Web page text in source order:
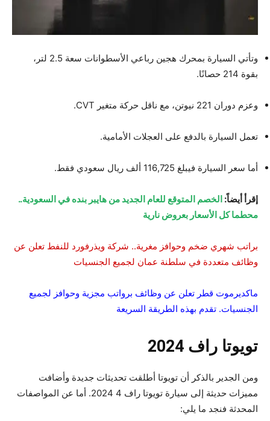
وتأتي السيارة بمحرك هجين رباعي الأسطوانات سعة 2.5 لتر،
بقوة 214 حصانًا.
وعزم دوران 221 نيوتن، مع ناقل حركة متغير CVT.
تعمل السيارة بالدفع على العجلات الأمامية.
أما سعر السيارة فيبلغ 116,725 ألف ريال سعودي فقط.
إقرأ أيضاً: الخصم المتوقع للعام الجديد من هايبر بنده في السعودية..
محطما كل الأسعار بعروض نارية
براتب شهري ضخم وحوافز مغرية.. شركة ويذرفورد للنفط تعلن عن
وظائف متعددة في سلطنة عمان لجميع الجنسيات
ماكديرموت قطر تعلن عن وظائف برواتب مجزية وحوافز لجميع
الجنسيات. تقدم بهذه الطريقة السريعة
تويوتا راف 2024
ومن الجدير بالذكر أن تويوتا أطلقت تحديثات جديدة وأضافت
مميزات حديثة إلى سيارة تويوتا راف 4 2024. أما عن المواصفات
المحدثة فنجد ما يلي: